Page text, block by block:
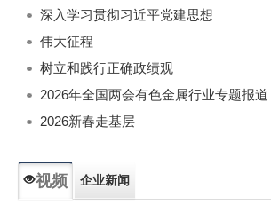
深入学习贯彻习近平党建思想
伟大征程
树立和践行正确政绩观
2026年全国两会有色金属行业专题报道
2026新春走基层
视频 企业新闻